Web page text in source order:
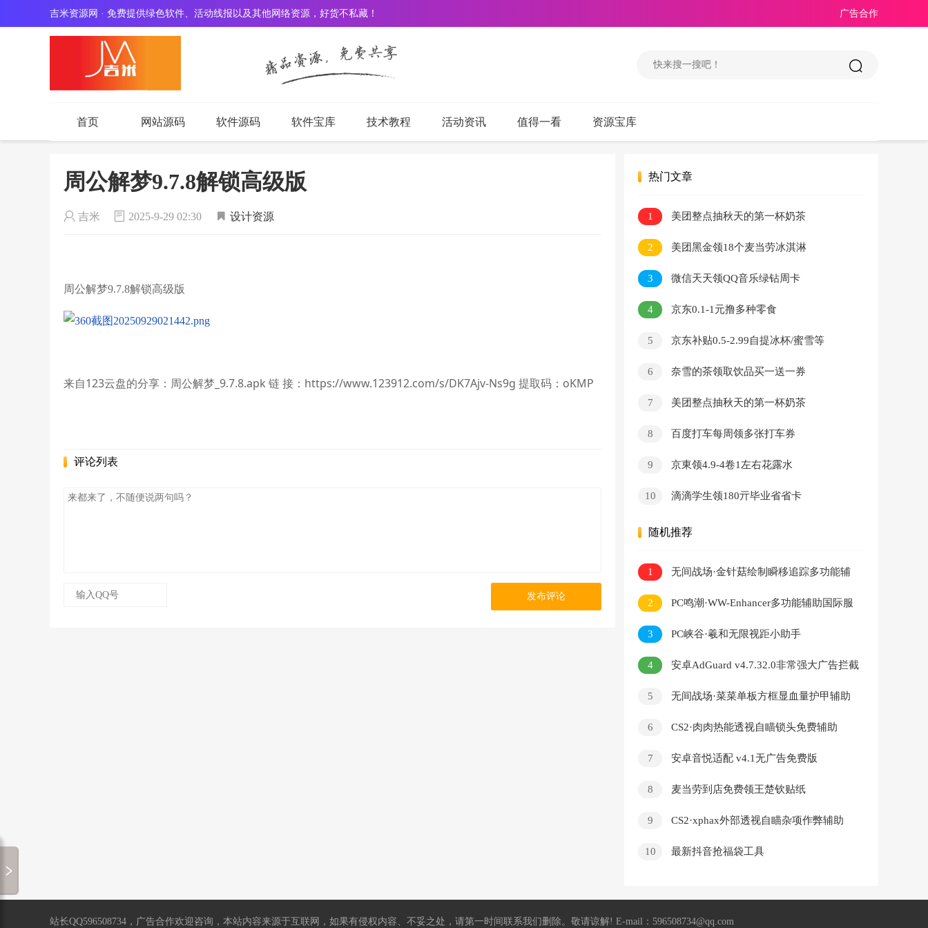
吉米资源网 · 免费提供绿色软件、活动线报以及其他网络资源，好货不私藏！ 广告合作
首页 网站源码 软件源码 软件宝库 技术教程 活动资讯 值得一看 资源宝库
周公解梦9.7.8解锁高级版
吉米 2025-9-29 02:30 设计资源
周公解梦9.7.8解锁高级版
来自123云盘的分享：周公解梦_9.7.8.apk 链 接：https://www.123912.com/s/DK7Ajv-Ns9g 提取码：oKMP
评论列表
发布评论
热门文章
1 美团整点抽秋天的第一杯奶茶
2 美团黑金领18个麦当劳冰淇淋
3 微信天天领QQ音乐绿钻周卡
4 京东0.1-1元撸多种零食
5 京东补贴0.5-2.99自提冰杯/蜜雪等
6 奈雪的茶领取饮品买一送一券
7 美团整点抽秋天的第一杯奶茶
8 百度打车每周领多张打车券
9 京東领4.9-4卷1左右花露水
10 滴滴学生领180亓毕业省省卡
随机推荐
1
无间战场·金针菇绘制瞬移追踪多功能辅
助 v8.25
2
PC鸣潮·WW-Enhancer多功能辅助国际服
v1.4.1
3
PC峡谷·羲和无限视距小助手
4
安卓AdGuard v4.7.32.0非常强大广告拦截
5
无间战场·菜菜单板方框显血量护甲辅助
6 CS2·肉肉热能透视自瞄锁头免费辅助
7 安卓音悦适配 v4.1无广告免费版
8 麦当劳到店免费领王楚钦贴纸
9
CS2·xphax外部透视自瞄杂项作弊辅助
10
最新抖音抢福袋工具
站长QQ596508734，广告合作欢迎咨询，本站内容来源于互联网，如果有侵权内容、不妥之处，请第一时间联系我们删除。敬请谅解! E-mail：596508734@qq.com